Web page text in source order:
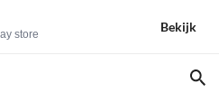
store
Bekijk